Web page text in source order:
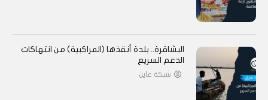
البشاقرة.. بلدة أنقذها (المراكبية) من انتهاكات
الدعم السريع
شبكة عاين